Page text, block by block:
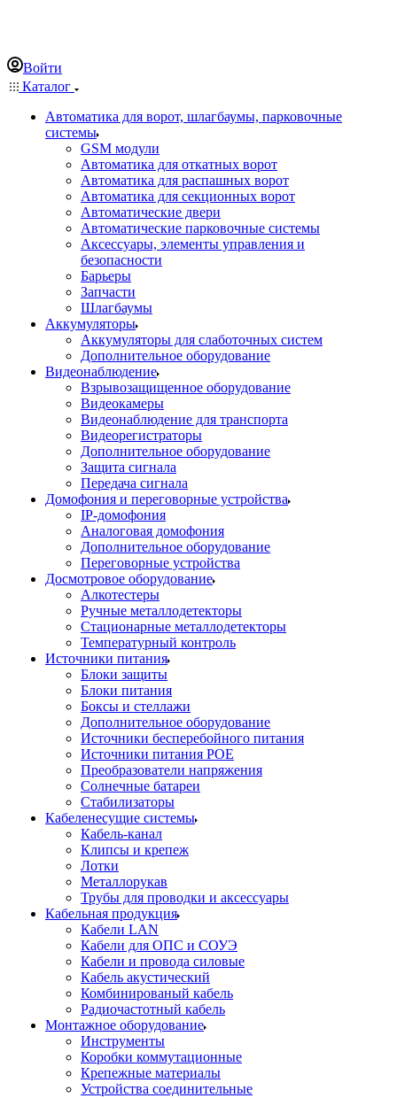
Войти
Каталог
Автоматика для ворот, шлагбаумы, парковочные
системы
GSM модули
Автоматика для откатных ворот
Автоматика для распашных ворот
Автоматика для секционных ворот
Автоматические двери
Автоматические парковочные системы
Аксессуары, элементы управления и
безопасности
Барьеры
Запчасти
Шлагбаумы
Аккумуляторы
Аккумуляторы для слаботочных систем
Дополнительное оборудование
Видеонаблюдение
Взрывозащищенное оборудование
Видеокамеры
Видеонаблюдение для транспорта
Видеорегистраторы
Дополнительное оборудование
Защита сигнала
Передача сигнала
Домофония и переговорные устройства
IP-домофония
Аналоговая домофония
Дополнительное оборудование
Переговорные устройства
Досмотровое оборудование
Алкотестеры
Ручные металлодетекторы
Стационарные металлодетекторы
Температурный контроль
Источники питания
Блоки защиты
Блоки питания
Боксы и стеллажи
Дополнительное оборудование
Источники бесперебойного питания
Источники питания POE
Преобразователи напряжения
Солнечные батареи
Стабилизаторы
Кабеленесущие системы
Кабель-канал
Клипсы и крепеж
Лотки
Металлорукав
Трубы для проводки и аксессуары
Кабельная продукция
Кабели LAN
Кабели для ОПС и СОУЭ
Кабели и провода силовые
Кабель акустический
Комбинированый кабель
Радиочастотный кабель
Монтажное оборудование
Инструменты
Коробки коммутационные
Крепежные материалы
Устройства соединительные